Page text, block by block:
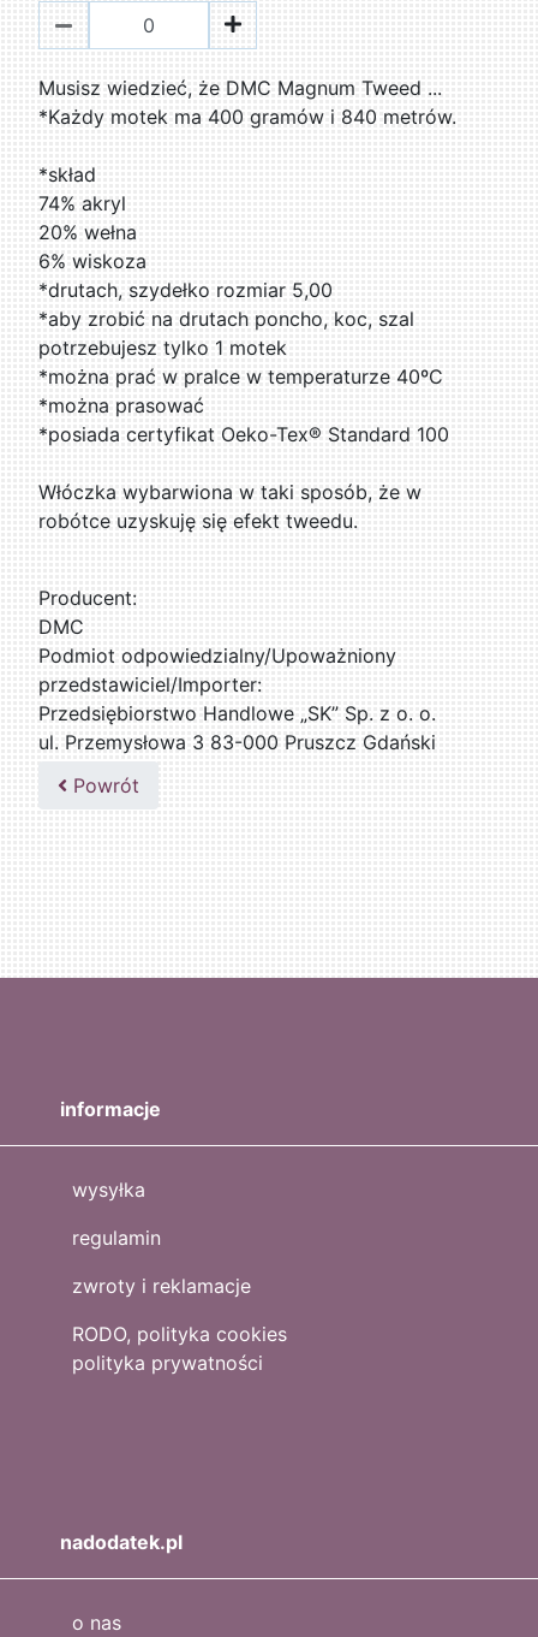
Musisz wiedzieć, że DMC Magnum Tweed ...
*Każdy motek ma 400 gramów i 840 metrów.
*skład
74% akryl
20% wełna
6% wiskoza
*drutach, szydełko rozmiar 5,00
*aby zrobić na drutach poncho, koc, szal
potrzebujesz tylko 1 motek
*można prać w pralce w temperaturze 40ºC
*można prasować
*posiada certyfikat Oeko-Tex® Standard 100
Włóczka wybarwiona w taki sposób, że w
robótce uzyskuję się efekt tweedu.
Producent:
DMC
Podmiot odpowiedzialny/Upoważniony
przedstawiciel/Importer:
Przedsiębiorstwo Handlowe „SK” Sp. z o. o.
ul. Przemysłowa 3 83-000 Pruszcz Gdański
509076255
Powrót
informacje
wysyłka
regulamin
zwroty i reklamacje
RODO, polityka cookies
polityka prywatności
nadodatek.pl
o nas